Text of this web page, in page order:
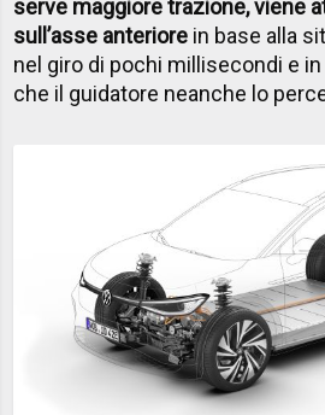
serve maggiore trazione, viene
sull’asse anteriore in base alla
nel giro di pochi millisecondi e
che il guidatore neanche lo